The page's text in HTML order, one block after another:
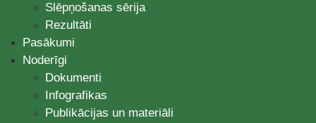
Slēpņošanas sērija
Rezultāti
Pasākumi
Noderīgi
Dokumenti
Infografikas
Publikācijas un materiāli